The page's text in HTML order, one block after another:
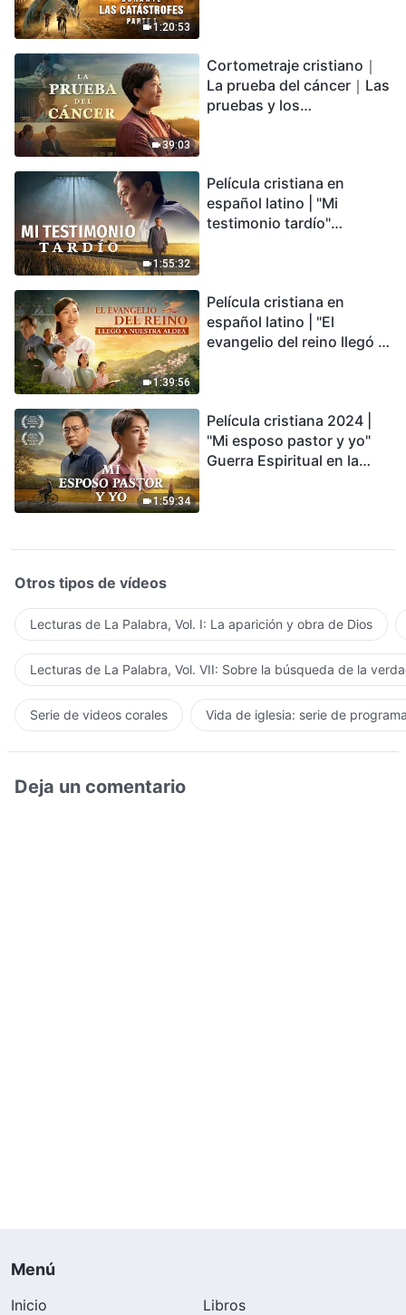
1:20:53
encontrarás refugio?
39:03
Cortometraje cristiano｜
La prueba del cáncer｜Las
pruebas y los
1:55:32
Película cristiana en
español latino | "Mi
testimonio tardío"
conmovedor
1:39:56
Película cristiana en
español latino | "El
evangelio del reino llegó a
1:59:34
Película cristiana 2024 |
"Mi esposo pastor y yo"
Guerra Espiritual en la
Otros tipos de vídeos
Lecturas de La Palabra, Vol. I: La aparición y obra de Dios
Lecturas de La Palabra, Vol. VII: Sobre la búsqueda de la
Serie de videos corales Vida de iglesia: serie de
Deja un comentario
Menú
Inicio
Libros